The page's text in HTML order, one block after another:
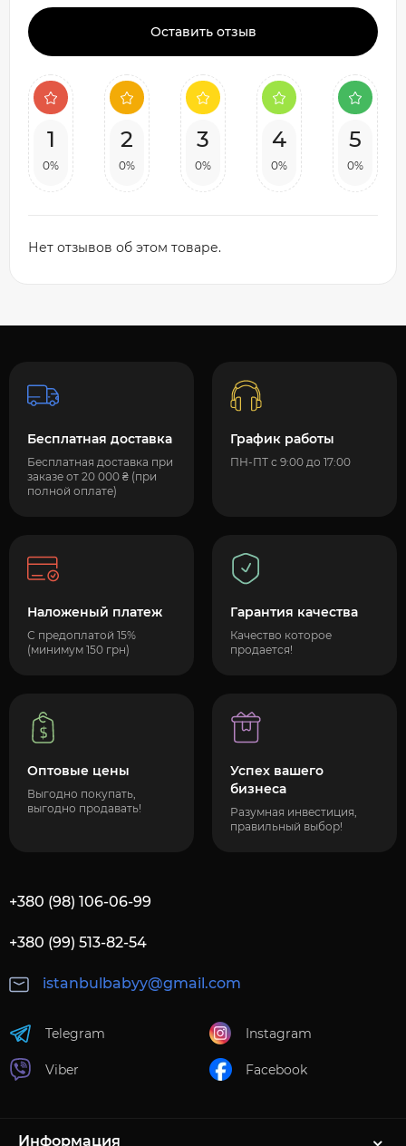
Оставить отзыв
1
0%
2
0%
3
0%
4
0%
5
0%
Нет отзывов об этом товаре.
Бесплатная доставка
Бесплатная доставка при
заказе от 20 000 ₴ (при
полной оплате)
График работы
ПН-ПТ с 9:00 до 17:00
Наложеный платеж
С предоплатой 15%
(минимум 150 грн)
Гарантия качества
Качество которое
продается!
Оптовые цены
Выгодно покупать,
выгодно продавать!
Успех вашего
бизнеса
Разумная инвестиция,
правильный выбор!
+380 (98) 106-06-99
+380 (99) 513-82-54
istanbulbabyy@gmail.com
Telegram
Viber
Instagram
Facebook
Информация